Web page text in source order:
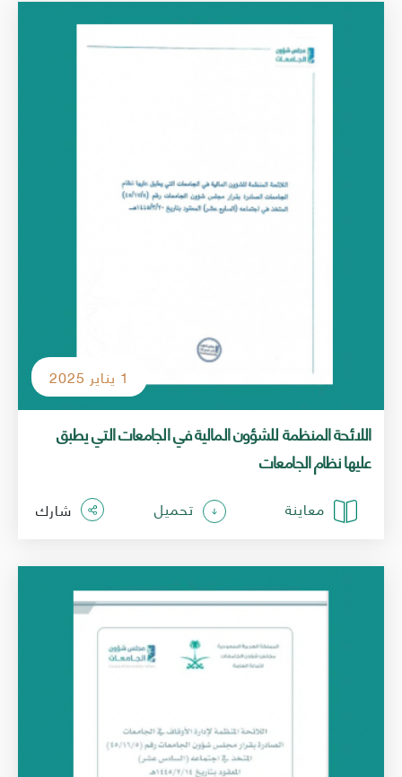
‎⁨اللائحة المنظمة للشؤون المالية في الجامعات التي يطبق
عليها نظام الجامعات⁩
1 يناير 2025
معاينة تحميل شارك